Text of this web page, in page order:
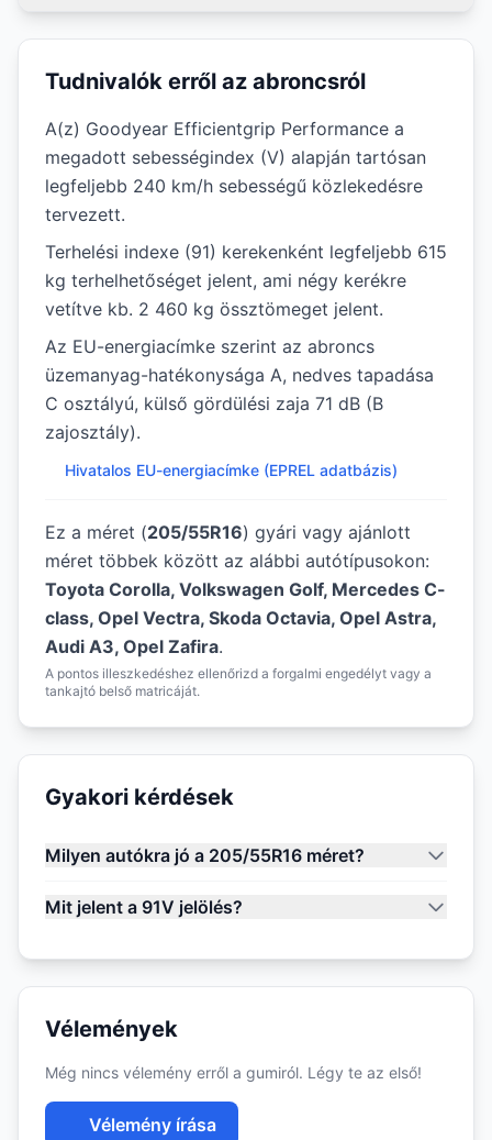
Tudnivalók erről az abroncsról
A(z) Goodyear Efficientgrip Performance a
megadott sebességindex (V) alapján tartósan
legfeljebb 240 km/h sebességű közlekedésre
tervezett.
Terhelési indexe (91) kerekenként legfeljebb 615
kg terhelhetőséget jelent, ami négy kerékre
vetítve kb. 2 460 kg össztömeget jelent.
Az EU-energiacímke szerint az abroncs
üzemanyag-hatékonysága A, nedves tapadása
C osztályú, külső gördülési zaja 71 dB (B
zajosztály).
Hivatalos EU-energiacímke (EPREL adatbázis)
Ez a méret (205/55R16) gyári vagy ajánlott
méret többek között az alábbi autótípusokon:
Toyota Corolla, Volkswagen Golf, Mercedes C-
class, Opel Vectra, Skoda Octavia, Opel Astra,
Audi A3, Opel Zafira.
A pontos illeszkedéshez ellenőrizd a forgalmi engedélyt vagy a
tankajtó belső matricáját.
Gyakori kérdések
Milyen autókra jó a 205/55R16 méret?
Mit jelent a 91V jelölés?
Vélemények
Még nincs vélemény erről a gumiról. Légy te az első!
Vélemény írása